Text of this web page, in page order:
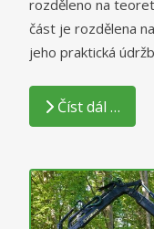
rozděleno na
část je rozdělena
jeho praktická
Číst dál …